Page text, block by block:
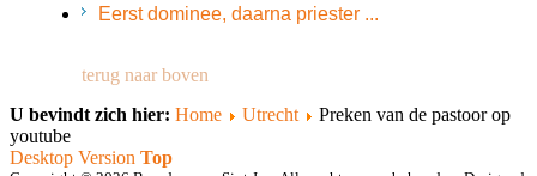
Eerst dominee, daarna priester ...
terug naar boven
U bevindt zich hier: Home Utrecht
Preken van de pastoor op
youtube
Desktop Version Top